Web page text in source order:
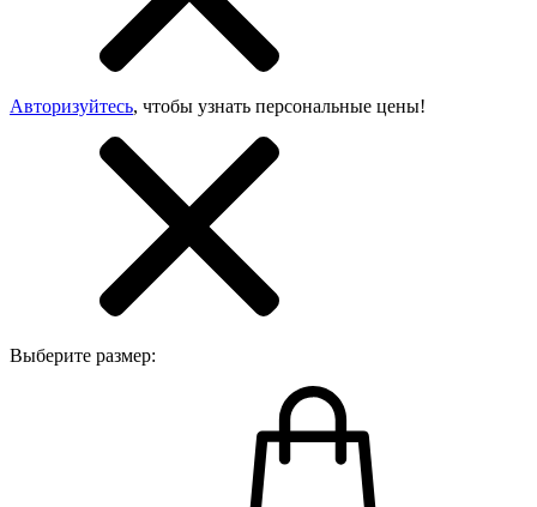
Авторизуйтесь, чтобы узнать персональные цены!
Выберите размер: